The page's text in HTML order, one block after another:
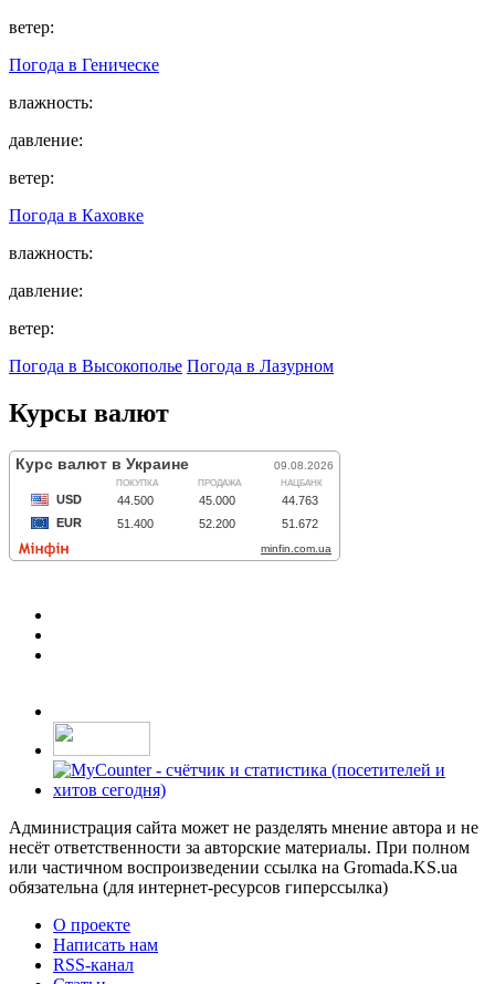
ветер:
Погода в Геническе
влажность:
давление:
ветер:
Погода в Каховке
влажность:
давление:
ветер:
Погода в Высокополье Погода в Лазурном
Курсы валют
Администрация сайта может не разделять мнение автора и не
несёт ответственности за авторские материалы. При полном
или частичном воспроизведении ссылка на Gromada.KS.ua
обязательна (для интернет-ресурсов гиперссылка)
О проекте
Написать нам
RSS-канал